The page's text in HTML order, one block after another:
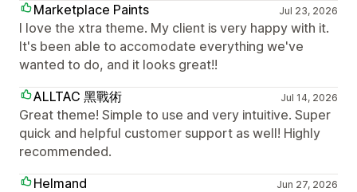
Marketplace Paints
Jul 23, 2026
I love the xtra theme. My client is very happy with it.
It's been able to accomodate everything we've
wanted to do, and it looks great!!
ALLTAC 黑戰術
Jul 14, 2026
Great theme! Simple to use and very intuitive. Super
quick and helpful customer support as well! Highly
recommended.
Helmand
Jun 27, 2026